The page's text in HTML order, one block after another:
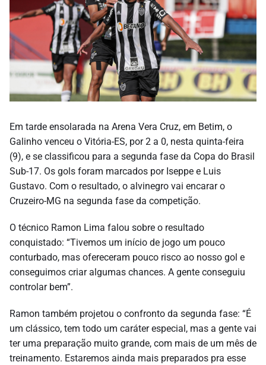
Em tarde ensolarada na Arena Vera Cruz, em Betim, o
Galinho venceu o Vitória-ES, por 2 a 0, nesta quinta-feira
(9), e se classificou para a segunda fase da Copa do Brasil
Sub-17. Os gols foram marcados por Iseppe e Luis
Gustavo. Com o resultado, o alvinegro vai encarar o
Cruzeiro-MG na segunda fase da competição.
O técnico Ramon Lima falou sobre o resultado
conquistado: “Tivemos um início de jogo um pouco
conturbado, mas ofereceram pouco risco ao nosso gol e
conseguimos criar algumas chances. A gente conseguiu
controlar bem”.
Ramon também projetou o confronto da segunda fase: “É
um clássico, tem todo um caráter especial, mas a gente vai
ter uma preparação muito grande, com mais de um mês de
treinamento. Estaremos ainda mais preparados pra esse